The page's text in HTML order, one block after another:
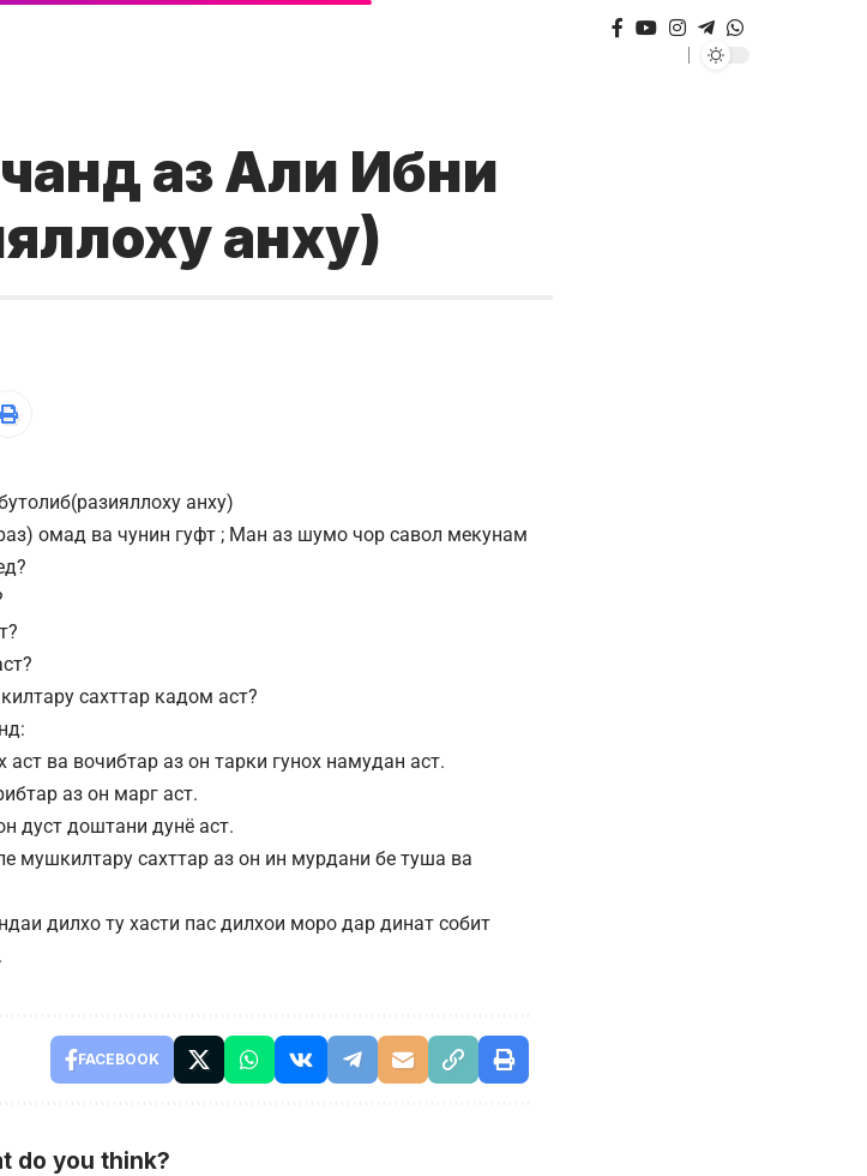
аз Али Ибни
анху)
анху)
омад ва чунин гуфт ; Ман аз шумо чор савол мекунам
сахттар кадом аст?
ва вочибтар аз он тарки гунох намудан аст.
аз он марг аст.
дуст доштани дунё аст.
мушкилтару сахттар аз он ин мурдани бе туша ва
дилхо ту хасти пас дилхои моро дар динат собит
FACEBOOK
do you think?